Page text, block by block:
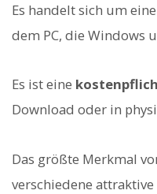
Es handelt sich um
dem PC, die Windows
Es ist eine
Download oder in
Das größte Merkmal
verschiedene